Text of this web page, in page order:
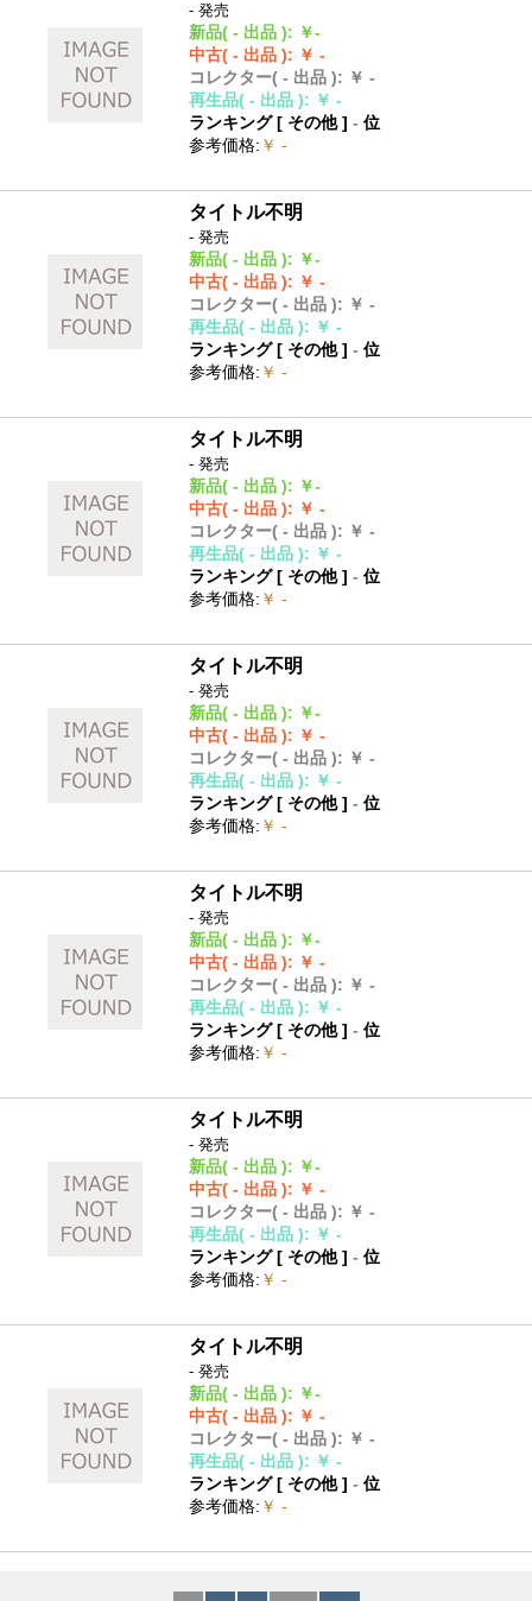
- 発売
新品( - 出品 ): ￥-
中古( - 出品 ): ￥ -
コレクター( - 出品 ): ￥ -
再生品( - 出品 ): ￥ -
ランキング [ その他]- 位
参考価格: ￥ -
タイトル不明
- 発売
新品( - 出品 ): ￥-
中古( - 出品 ): ￥ -
コレクター( - 出品 ): ￥ -
再生品( - 出品 ): ￥ -
ランキング [ その他]- 位
参考価格: ￥ -
タイトル不明
- 発売
新品( - 出品 ): ￥-
中古( - 出品 ): ￥ -
コレクター( - 出品 ): ￥ -
再生品( - 出品 ): ￥ -
ランキング [ その他]- 位
参考価格: ￥ -
タイトル不明
- 発売
新品( - 出品 ): ￥-
中古( - 出品 ): ￥ -
コレクター( - 出品 ): ￥ -
再生品( - 出品 ): ￥ -
ランキング [ その他]- 位
参考価格: ￥ -
タイトル不明
- 発売
新品( - 出品 ): ￥-
中古( - 出品 ): ￥ -
コレクター( - 出品 ): ￥ -
再生品( - 出品 ): ￥ -
ランキング [ その他]- 位
参考価格: ￥ -
タイトル不明
- 発売
新品( - 出品 ): ￥-
中古( - 出品 ): ￥ -
コレクター( - 出品 ): ￥ -
再生品( - 出品 ): ￥ -
ランキング [ その他]- 位
参考価格: ￥ -
タイトル不明
- 発売
新品( - 出品 ): ￥-
中古( - 出品 ): ￥ -
コレクター( - 出品 ): ￥ -
再生品( - 出品 ): ￥ -
ランキング [ その他]- 位
参考価格: ￥ -